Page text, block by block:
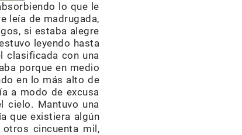
lo que le
leía de madrugada,
si estaba alegre
leyendo hasta
clasificada con una
porque en medio
en lo más alto de
a modo de excusa
cielo. Mantuvo una
que existiera algún
cincuenta mil,